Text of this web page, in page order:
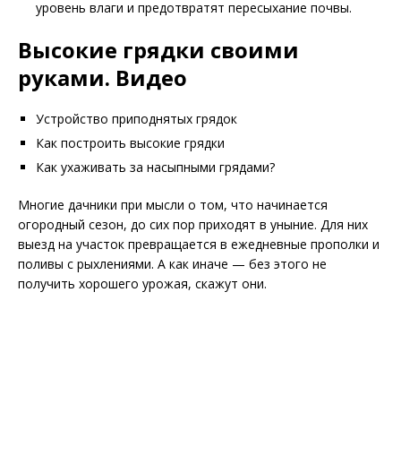
уровень влаги и предотвратят пересыхание почвы.
Высокие грядки своими
руками. Видео
Устройство приподнятых грядок
Как построить высокие грядки
Как ухаживать за насыпными грядами?
Многие дачники при мысли о том, что начинается
огородный сезон, до сих пор приходят в уныние. Для них
выезд на участок превращается в ежедневные прополки и
поливы с рыхлениями. А как иначе — без этого не
получить хорошего урожая, скажут они.